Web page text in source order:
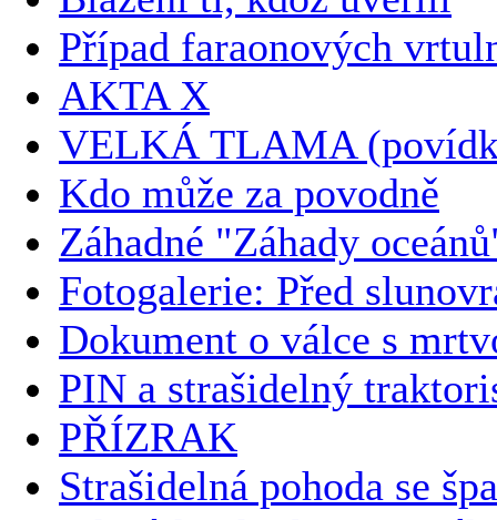
Případ faraonových
AKTA X
VELKÁ TLAMA
Kdo může za povodně
Záhadné "Záhady
Fotogalerie: Před
Dokument o válce s
PIN a strašidelný
PŘÍZRAK
Strašidelná pohoda se